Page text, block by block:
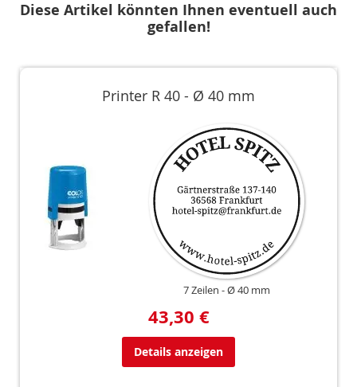
Diese Artikel könnten Ihnen eventuell auch
gefallen!
Printer R 40 - Ø 40 mm
7 Zeilen Ø 40 mm
43,30 €
Details anzeigen